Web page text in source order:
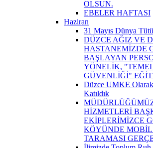
OLSUN.
EBELER HAFTASI
Haziran
31 Mayıs Dünya
DÜZCE AĞIZ VE
HASTANEMİZDE
BAŞLAYAN
YÖNELİK,
GÜVENLİĞİ"
Düzce UMKE
Katıldık
HİZMETLERİ
EKİPLERİMİZCE
KÖYÜNDE
TARAMASI